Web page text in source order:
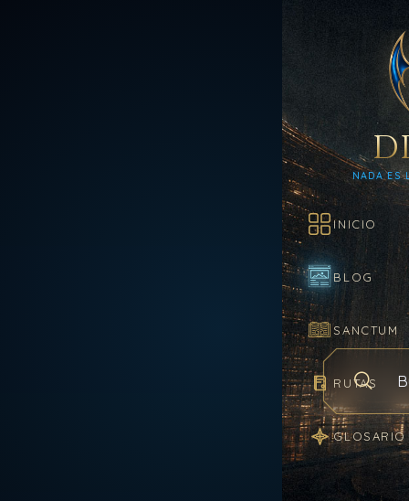
NADA ES
INICIO
BLOG
SANCTUM
RUTAS
GLOSARIO
Buscar en